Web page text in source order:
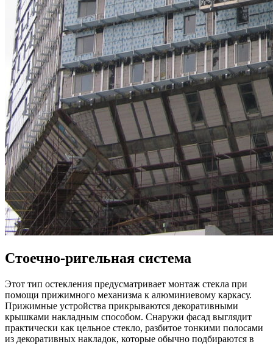
Стоечно-ригельная система
Этот тип остекления предусматривает монтаж стекла при
помощи прижимного механизма к алюминиевому каркасу.
Прижимные устройства прикрываются декоративными
крышками накладным способом. Снаружи фасад выглядит
практически как цельное стекло, разбитое тонкими полосами
из декоративных накладок, которые обычно подбираются в